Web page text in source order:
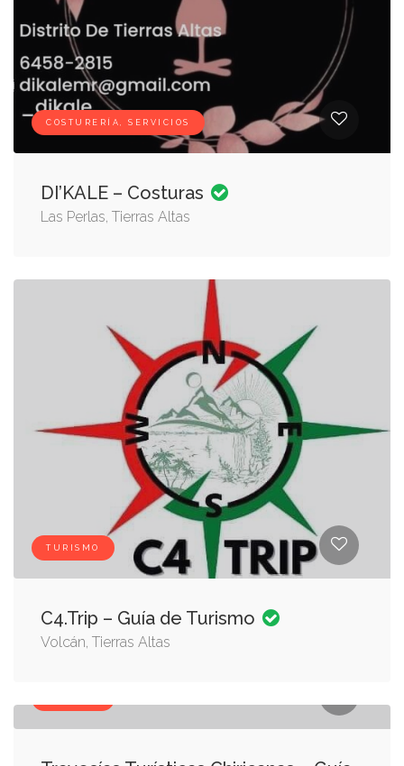
COSTURERÍA, SERVICIOS
DI’KALE – Costuras
Las Perlas, Tierras Altas
TURISMO
C4.Trip – Guía de Turismo
Volcán, Tierras Altas